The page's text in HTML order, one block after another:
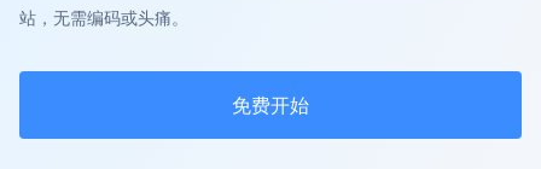
站，无需编码或头痛。
免费开始